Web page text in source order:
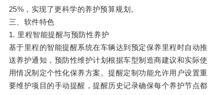
25%，实现了更科学的养护预算规划。
三、软件特色
1. 里程智能提醒与预防性养护
基于里程的智能提醒系统在车辆达到预定保养里程时自动推
送养护通知，预防性维护计划根据车型制造商建议和实际使
用情况制定个性化保养方案。提醒定制功能允许用户设置重
要维护项目的手动提醒，提醒历史记录确保每个养护节点都